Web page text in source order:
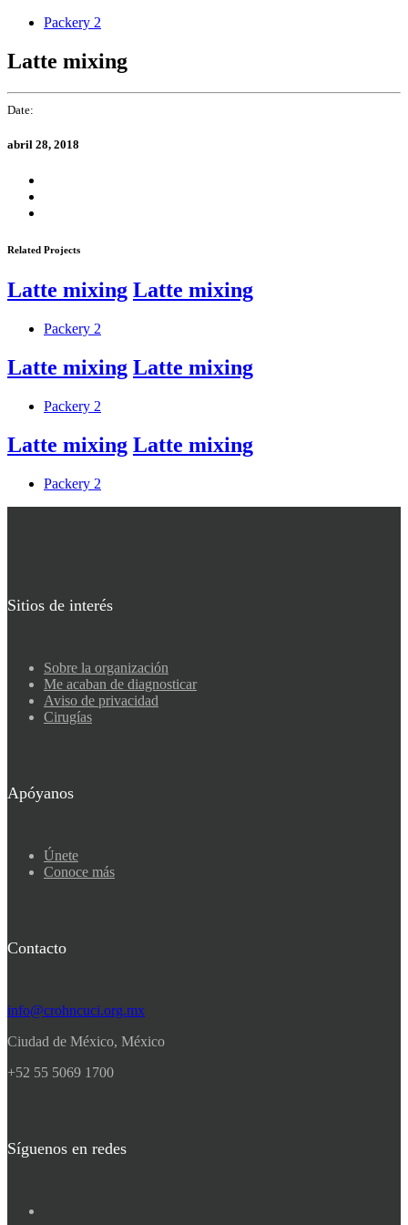
Skip
Skip
primary
navigation
to
Packery 2
Latte mixing
Date:
abril 28, 2018
Related Projects
Latte mixing Latte mixing
Packery 2
Latte mixing Latte mixing
Packery 2
Latte mixing Latte mixing
Packery 2
Sitios de interés
Sobre la organización
Me acaban de diagnosticar
Aviso de privacidad
Cirugías
Apóyanos
Únete
Conoce más
Contacto
info@crohncuci.org.mx
Ciudad de México, México
+52 55 5069 1700
Síguenos en redes